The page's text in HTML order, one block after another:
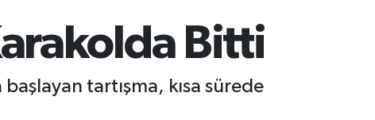
Bitti
tartışma, kısa sürede